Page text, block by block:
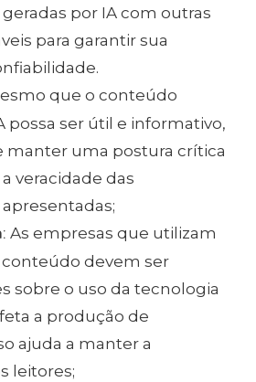
por IA com outras
para garantir sua
que o conteúdo
possa ser útil e informativo,
manter uma postura crítica
veracidade das
As empresas que utilizam
conteúdo devem ser
sobre o uso da tecnologia
a produção de
ajuda a manter a
leitores;